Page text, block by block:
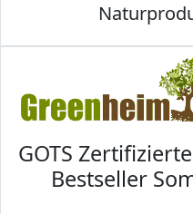
GOTS
Bestseller